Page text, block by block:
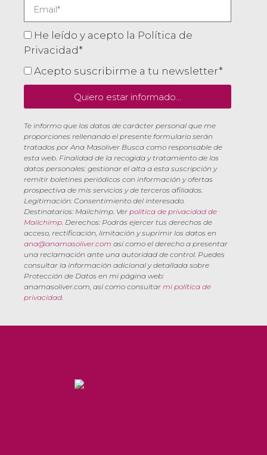
He leído y acepto la Política de
Privacidad*
Acepto suscribirme a tu newsletter*
Quiero estar informado...
Te informo que los datos de carácter personal que me
proporciones rellenando el presente formulario serán
tratados por Ana Masoliver Busca como responsable de
esta web. Finalidad de la recogida y tratamiento de los
datos personales: gestionar el alta a esta suscripción y
remitir boletines periódicos con información y ofertas
prospectiva de mis servicios y de terceros afiliados.
Legitimación: Consentimiento del interesado.
Destinatarios: Mailchimp. Ver política de privacidad de
Mailchimp. Derechos: Podrás ejercer tus derechos de
acceso, rectificación, limitación y suprimir los datos en
ana@anamasoliver.com así como el derecho a presentar
una reclamación ante una autoridad de control. Puedes
consultar la información adicional y detallada sobre
Protección de Datos en mi página web:
anamasoliver.com, así como consultar mi política de
privacidad.